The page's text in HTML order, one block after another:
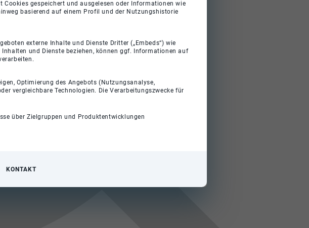
Cookies gespeichert und ausgelesen oder Informationen wie
basierend auf einem Profil und der Nutzungshistorie
externe Inhalte und Dienste Dritter („Embeds“) wie
und Dienste beziehen, können ggf. Informationen auf
Optimierung des Angebots (Nutzungsanalyse,
vergleichbare Technologien. Die Verarbeitungszwecke für
über Zielgruppen und Produktentwicklungen
KONTAKT